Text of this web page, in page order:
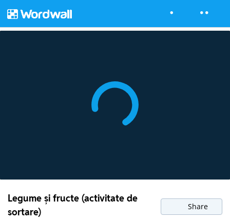
Legume și fructe (activitate de
sortare)
Share